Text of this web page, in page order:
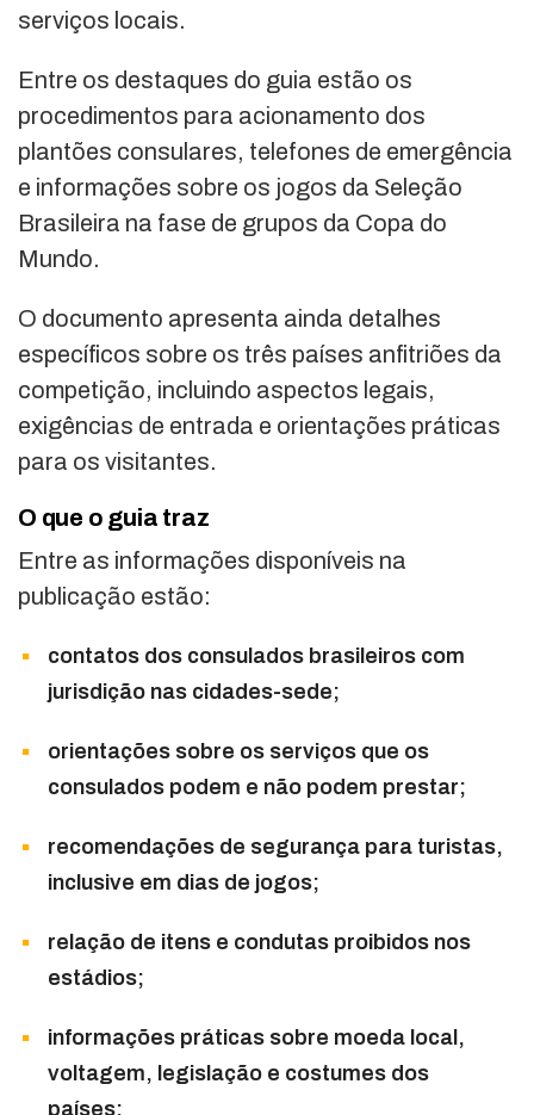
serviços locais.
Entre os destaques do guia estão os
procedimentos para acionamento dos
plantões consulares, telefones de emergência
e informações sobre os jogos da Seleção
Brasileira na fase de grupos da Copa do
Mundo.
O documento apresenta ainda detalhes
específicos sobre os três países anfitriões da
competição, incluindo aspectos legais,
exigências de entrada e orientações práticas
para os visitantes.
O que o guia traz
Entre as informações disponíveis na
publicação estão:
contatos dos consulados brasileiros com
jurisdição nas cidades-sede;
orientações sobre os serviços que os
consulados podem e não podem prestar;
recomendações de segurança para turistas,
inclusive em dias de jogos;
relação de itens e condutas proibidos nos
estádios;
informações práticas sobre moeda local,
voltagem, legislação e costumes dos
países;